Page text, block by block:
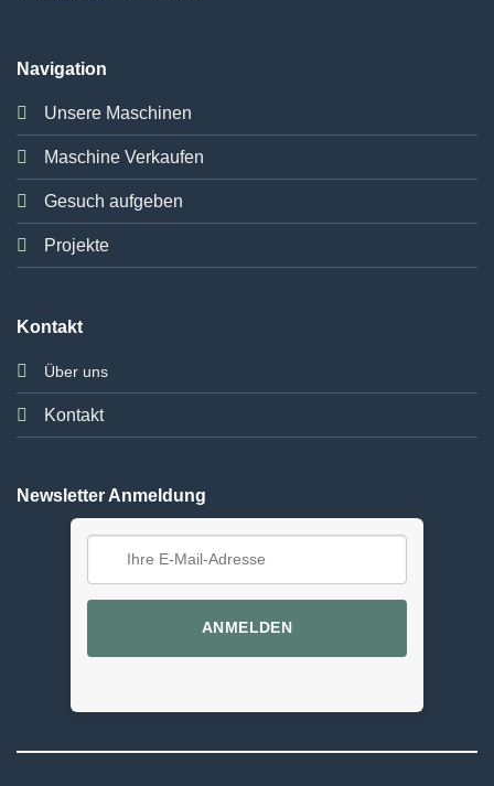
Navigation
Unsere Maschinen
Maschine Verkaufen
Gesuch aufgeben
Projekte
Kontakt
Über uns
Kontakt
Newsletter Anmeldung
ANMELDEN